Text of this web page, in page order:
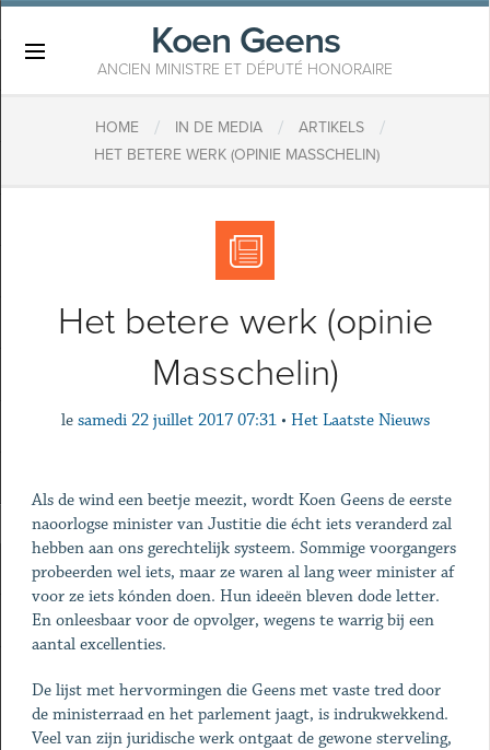
Koen Geens
ANCIEN MINISTRE ET DÉPUTÉ HONORAIRE
HOME / IN DE MEDIA / ARTIKELS /
HET BETERE WERK (OPINIE MASSCHELIN)
Het betere werk (opinie
Masschelin)
le samedi 22 juillet 2017 07:31 • Het Laatste Nieuws
Als de wind een beetje meezit, wordt Koen Geens de eerste
naoorlogse minister van Justitie die écht iets veranderd zal
hebben aan ons gerechtelijk systeem. Sommige voorgangers
probeerden wel iets, maar ze waren al lang weer minister af
voor ze iets kónden doen. Hun ideeën bleven dode letter.
En onleesbaar voor de opvolger, wegens te warrig bij een
aantal excellenties.
De lijst met hervormingen die Geens met vaste tred door
de ministerraad en het parlement jaagt, is indrukwekkend.
Veel van zijn juridische werk ontgaat de gewone sterveling,